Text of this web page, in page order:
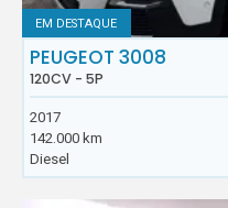
EM DESTAQUE
PEUGEOT 3008
120CV - 5P
2017
142.000 km
Diesel